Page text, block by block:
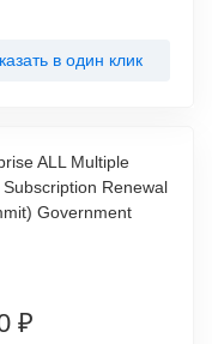
в один клик
ALL Multiple
Renewal
Government
₽